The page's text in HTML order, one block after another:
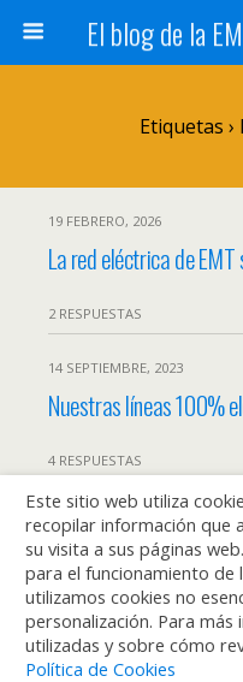
Etiquetas
19 FEBRERO, 2026
La red eléctrica de
2 RESPUESTAS
14 SEPTIEMBRE, 2023
Nuestras líneas 100%
4 RESPUESTAS
9 AGOSTO, 2023
El centro de
referente de
1 RESPUESTA
Este sitio web utiliza
recopilar información que
su visita a sus páginas
para el funcionamiento de
utilizamos cookies no
personalización. Para
utilizadas y sobre cómo
Política de Cookies